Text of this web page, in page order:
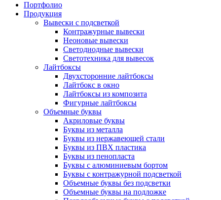
Портфолио
Продукция
Вывески с подсветкой
Контражурные вывески
Неоновые вывески
Светодиодные вывески
Светотехника для вывесок
Лайтбоксы
Двухсторонние лайтбоксы
Лайтбокс в окно
Лайтбоксы из композита
Фигурные лайтбоксы
Объемные буквы
Акриловые буквы
Буквы из металла
Буквы из нержавеющей стали
Буквы из ПВХ пластика
Буквы из пенопласта
Буквы с алюминиевым бортом
Буквы с контражурной подсветкой
Объемные буквы без подсветки
Объемные буквы на подложке